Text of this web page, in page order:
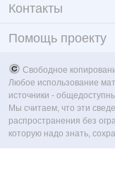
Контакты
Помощь проекту
Свободное
Любое использование
источники -
Мы считаем, что эти
распространения без
которую надо знать,